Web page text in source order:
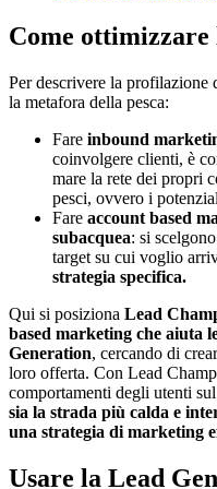
Come
Per descrivere la profilazione
la metafora della pesca:
Fare inbound
coinvolgere clienti, è
mare la rete dei propri
pesci, ovvero i
Fare account based
subacquea: si
target su cui voglio
strategia specifica.
Qui si posiziona Lead
based marketing che aiuta
Generation, cercando di
loro offerta. Con Lead
comportamenti degli utenti
sia la strada più calda e
una strategia di marketing
Usare la Lead